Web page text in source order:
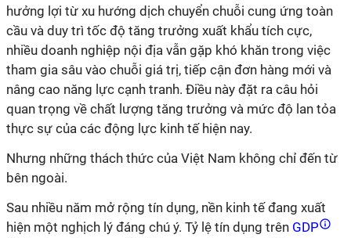
hưởng lợi từ xu hướng dịch chuyển chuỗi cung ứng toàn
cầu và duy trì tốc độ tăng trưởng xuất khẩu tích cực,
nhiều doanh nghiệp nội địa vẫn gặp khó khăn trong việc
tham gia sâu vào chuỗi giá trị, tiếp cận đơn hàng mới và
nâng cao năng lực cạnh tranh. Điều này đặt ra câu hỏi
quan trọng về chất lượng tăng trưởng và mức độ lan tỏa
thực sự của các động lực kinh tế hiện nay.
Nhưng những thách thức của Việt Nam không chỉ đến từ
bên ngoài.
Sau nhiều năm mở rộng tín dụng, nền kinh tế đang xuất
hiện một nghịch lý đáng chú ý. Tỷ lệ tín dụng trên GDP